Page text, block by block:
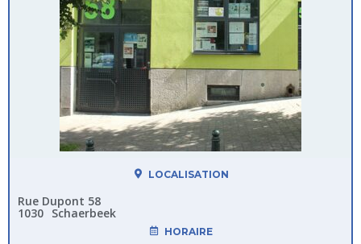
LOCALISATION
Rue Dupont 58
1030 Schaerbeek
HORAIRE